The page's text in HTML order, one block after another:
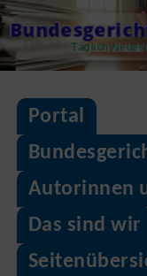
Skip
to
content
Täglich
Portal
Autorinnen
Das sind wir